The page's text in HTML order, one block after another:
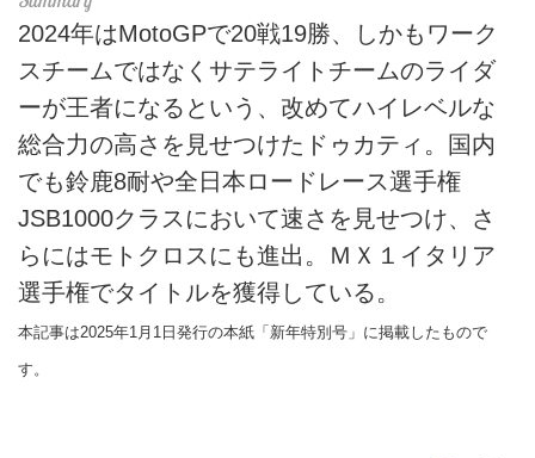
2024年はMotoGPで20戦19勝、しかもワーク
スチームではなくサテライトチームのライダ
ーが王者になるという、改めてハイレベルな
総合力の高さを見せつけたドゥカティ。国内
でも鈴鹿8耐や全日本ロードレース選手権
JSB1000クラスにおいて速さを見せつけ、さ
らにはモトクロスにも進出。ＭＸ１イタリア
選手権でタイトルを獲得している。
本記事は2025年1月1日発行の本紙「新年特別号」に掲載したもので
す。